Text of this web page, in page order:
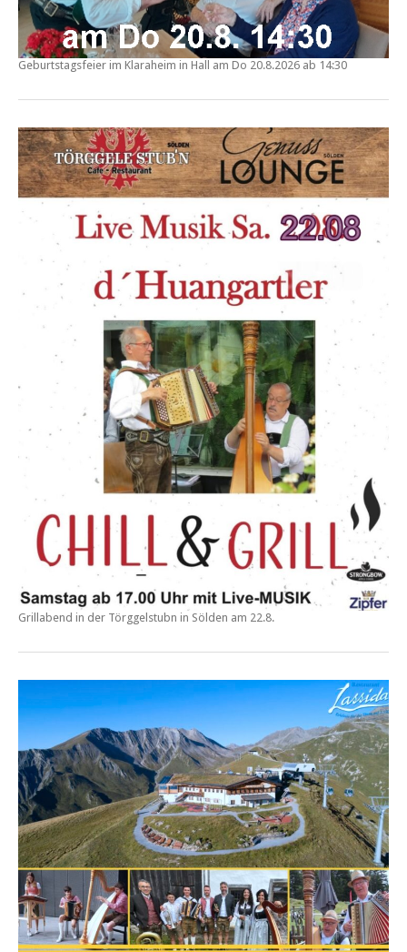
Geburtstagsfeier im Klaraheim in Hall am Do 20.8.2026 ab 14:30
Grillabend in der Törggelstubn in Sölden am 22.8.